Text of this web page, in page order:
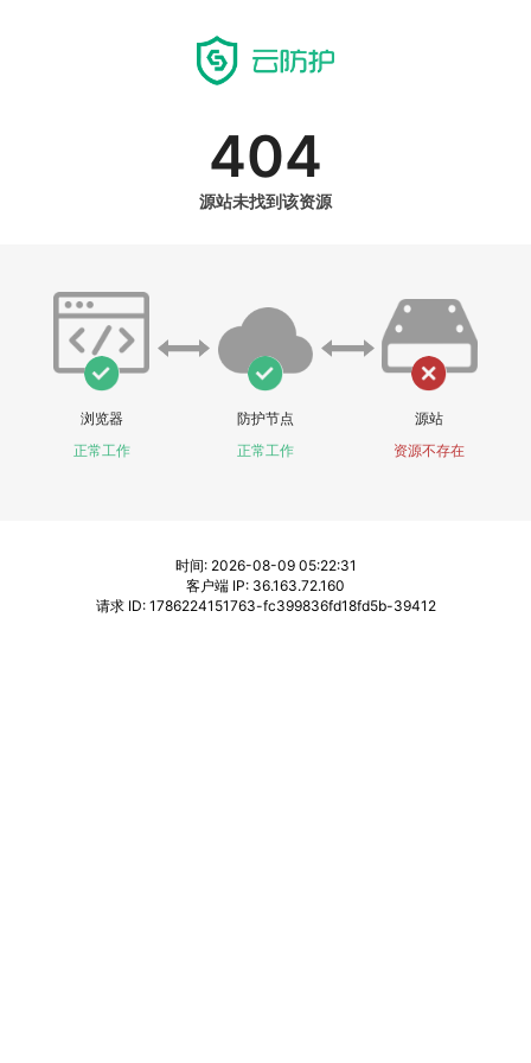
404
源站未找到该资源
浏览器
正常工作
防护节点
正常工作
源站
资源不存在
时间: 2026-08-09 05:22:31
客户端 IP: 36.163.72.160
请求 ID: 1786224151763-fc399836fd18fd5b-39412